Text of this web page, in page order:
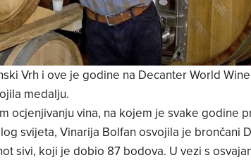
Vrh i ove je godine na Decanter World
medalju.
ocjenjivanju vina, na kojem je svake godine
svijeta, Vinarija Bolfan osvojila je brončani
sivi, koji je dobio 87 bodova. U vezi s